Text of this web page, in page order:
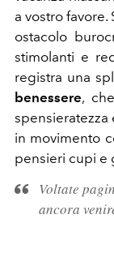
a vostro
ostacolo
stimolanti e
registra una
benessere,
spensieratezza
in movimento
pensieri cupi e
Voltate
ancora